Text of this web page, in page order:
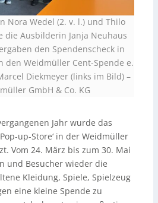
Nora Wedel (2. v. l.) und Thilo
die Ausbilderin Janja Neuhaus
den Spendenscheck in
den Weidmüller Cent-Spende e.
Diekmeyer (links im Bild) –
GmbH & Co. KG
Jahr wurde das
up-Store‘ in der Weidmüller
Vom 24. März bis zum 30. Mai
und Besucher wieder die
Kleidung, Spiele, Spielzeug
eine kleine Spende zu